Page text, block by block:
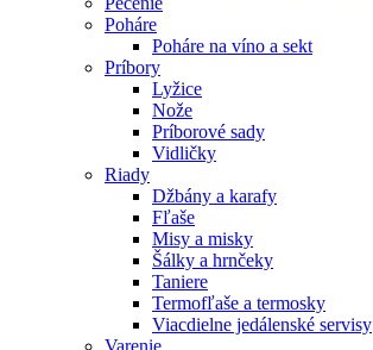
Poháre
Poháre na víno a sekt
Príbory
Lyžice
Nože
Príborové sady
Vidličky
Riady
Džbány a karafy
Fľaše
Misy a misky
Šálky a hrnčeky
Taniere
Termofľaše a termosky
Viacdielne jedálenské servisy
Varenie